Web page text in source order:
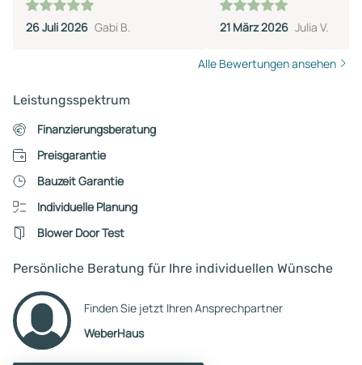
26 Juli 2026 Gabi B. 21 März 2026 Julia V.
Alle Bewertungen ansehen
Leistungsspektrum
Finanzierungsberatung
Preisgarantie
Bauzeit Garantie
Individuelle Planung
Blower Door Test
Persönliche Beratung für Ihre individuellen Wünsche
Finden Sie jetzt Ihren Ansprechpartner
WeberHaus